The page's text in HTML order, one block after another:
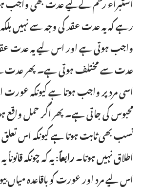
رہے کہ یہ عدت عقد کی وجہ سے نہیں
واجب ہوتی ہے اور اس لیے یہ عدت
عدت سے مختلف ہوتی ہے۔ پھر عدت
اسی مرد پر واجب ہوتا ہے کیونکہ
محبوس کی جاتی ہے۔ پھر اگر حمل واقع
نسب بھی ثابت ہوتا ہے کیونکہ اس تعلق
اطلاق نہیں ہوتا۔رابعاً: یہ کہ چونکہ
اس لیے مرد اور عورت کو باقاعدہ میاں